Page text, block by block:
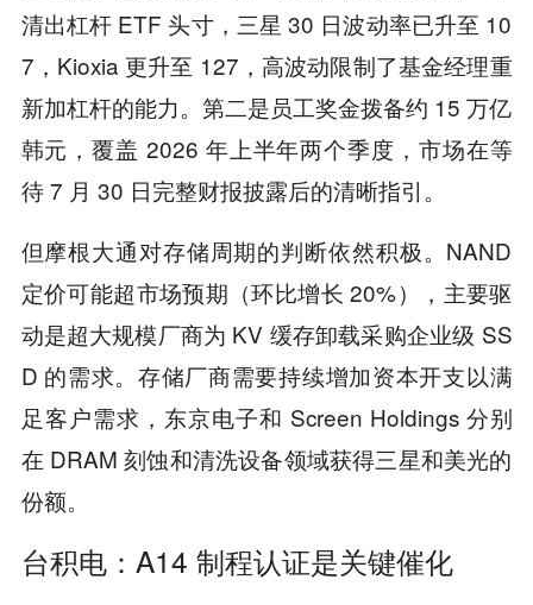
清出杠杆 ETF 头寸，三星 30 日波动率已升至 10
7，Kioxia 更升至 127，高波动限制了基金经理重
新加杠杆的能力。第二是员工奖金拨备约 15 万亿
韩元，覆盖 2026 年上半年两个季度，市场在等
待 7 月 30 日完整财报披露后的清晰指引。
但摩根大通对存储周期的判断依然积极。NAND
定价可能超市场预期（环比增长 20%），主要驱
动是超大规模厂商为 KV 缓存卸载采购企业级 SS
D 的需求。存储厂商需要持续增加资本开支以满
足客户需求，东京电子和 Screen Holdings 分别
在 DRAM 刻蚀和清洗设备领域获得三星和美光的
份额。
台积电：A14 制程认证是关键催化